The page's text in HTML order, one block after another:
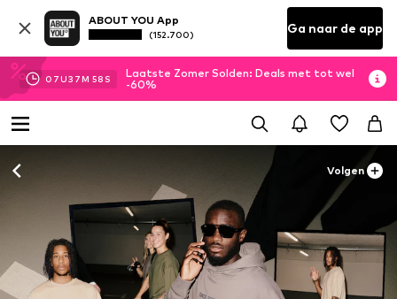
ABOUT YOU App
(152.700) Ga naar de app
07U37M 57 S
Laatste Zomer Solden: Deals met tot wel
-60%
Volgen